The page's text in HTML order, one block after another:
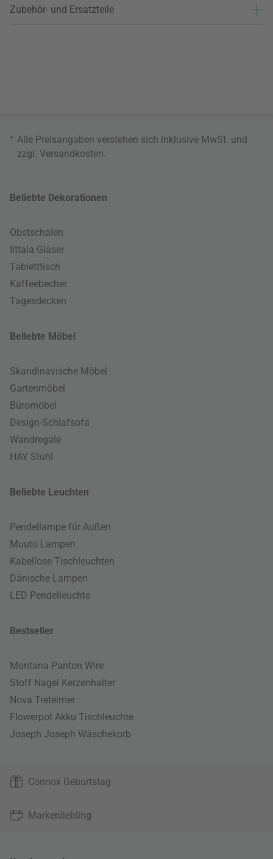
Zubehör- und Ersatzteile
* Alle Preisangaben verstehen sich inklusive MwSt. und
zzgl. Versandkosten
Beliebte Dekorationen
Obstschalen
Iittala Gläser
Tabletttisch
Kaffeebecher
Tagesdecken
Beliebte Möbel
Skandinavische Möbel
Gartenmöbel
Büromöbel
Design-Schlafsofa
Wandregale
HAY Stuhl
Beliebte Leuchten
Pendellampe für Außen
Muuto Lampen
Kabellose Tischleuchten
Dänische Lampen
LED Pendelleuchte
Bestseller
Montana Panton Wire
Stoff Nagel Kerzenhalter
Nova Treteimer
Flowerpot Akku Tischleuchte
Joseph Joseph Wäschekorb
Connox Geburtstag
Markenliebling